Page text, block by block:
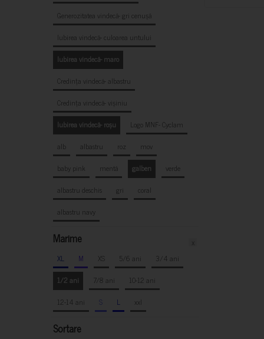
Generozitatea vindecă- gri cenușă
Iubirea vindecă- culoarea untului
Iubirea vindecă- maro
Credința vindecă- albastru
Credința vindecă- vișiniu
Iubirea vindecă- roșu
Logo MNF- Cyclam
alb
albastru roz
mov
baby pink
mentă galben
verde
albastru deschis
gri
coral
albastru navy
Marime
XL M XS 5/6 ani
3/4 ani
1/2 ani
7/8 ani
10-12 ani
12-14 ani
S L xxl
Sortare